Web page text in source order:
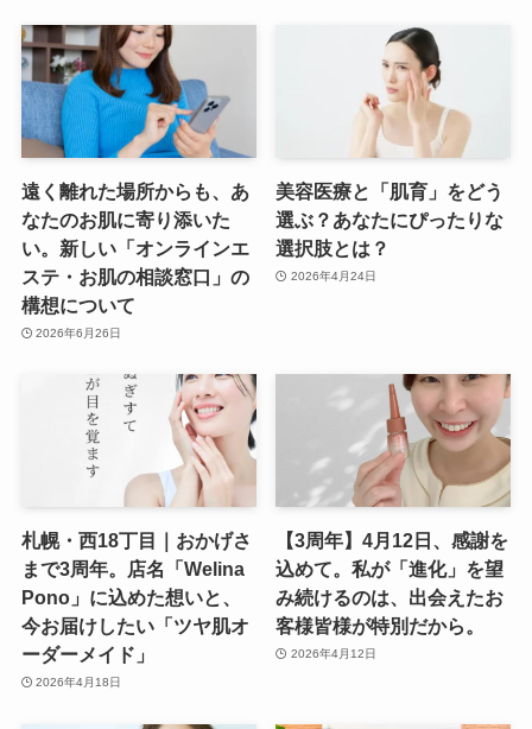
遠く離れた場所からも、あ
なたのお肌に寄り添いた
い。新しい「オンラインエ
ステ・お肌の相談窓口」の
構想について
2026年6月26日
美容医療と「肌育」をどう
選ぶ？あなたにぴったりな
選択肢とは？
2026年4月24日
札幌・西18丁目｜おかげさ
まで3周年。店名「Welina
Pono」に込めた想いと、
今お届けしたい「ツヤ肌オ
ーダーメイド」
2026年4月18日
【3周年】4月12日、感謝を
込めて。私が「進化」を望
み続けるのは、出会えたお
客様皆様が特別だから。
2026年4月12日